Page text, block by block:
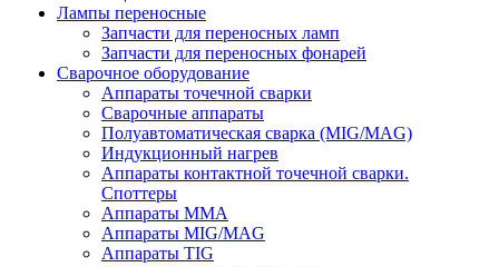
Лампы переносные
Запчасти для переносных ламп
Запчасти для переносных фонарей
Сварочное оборудование
Аппараты точечной сварки
Сварочные аппараты
Полуавтоматическая сварка (MIG/MAG)
Индукционный нагрев
Аппараты контактной точечной сварки.
Споттеры
Аппараты MMA
Аппараты MIG/MAG
Аппараты TIG